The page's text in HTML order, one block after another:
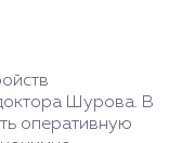
Шурова. В
оперативную